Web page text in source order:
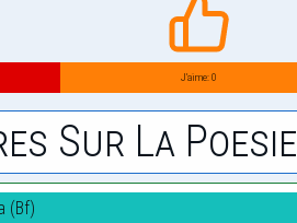
J’aime: 0
Sur La Poesie
(Bf)